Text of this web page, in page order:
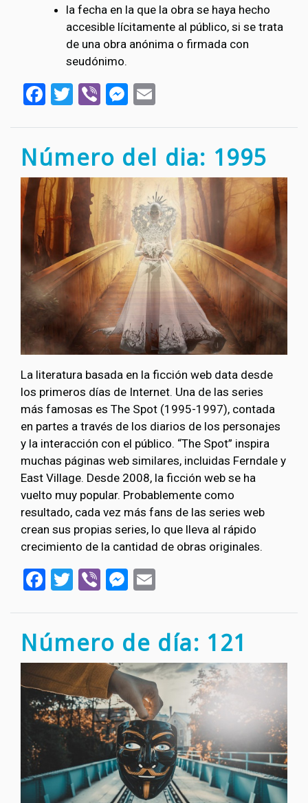
la fecha en la que la obra se haya hecho
accesible lícitamente al público, si se trata
de una obra anónima o firmada con
seudónimo.
Facebook
Twitter
ViberMessenger
Número del dia: 1995
La literatura basada en la ficción web data desde
los primeros días de Internet. Una de las series
más famosas es The Spot (1995-1997), contada
en partes a través de los diarios de los personajes
y la interacción con el público. “The Spot” inspira
muchas páginas web similares, incluidas Ferndale y
East Village. Desde 2008, la ficción web se ha
vuelto muy popular. Probablemente como
resultado, cada vez más fans de las series web
crean sus propias series, lo que lleva al rápido
crecimiento de la cantidad de obras originales.
Facebook
Twitter
ViberMessenger
Número de día: 121